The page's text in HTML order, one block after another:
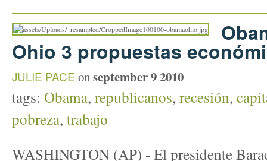
Ohio 3 propuestas
JULIE PACE onseptember 9 2010
tags: Obama, republicanos, recesión,
pobreza, trabajo
WASHINGTON (AP) - El presidente